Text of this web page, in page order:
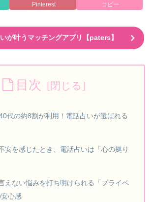
Pinterest コピー
が叶うマッチングアプリ【paters】
目次
代の約8割が利用！電話占いが選ばれる
安を感じたとき、電話占いは「心の拠り
えない悩みを打ち明けられる「プライベ
心感